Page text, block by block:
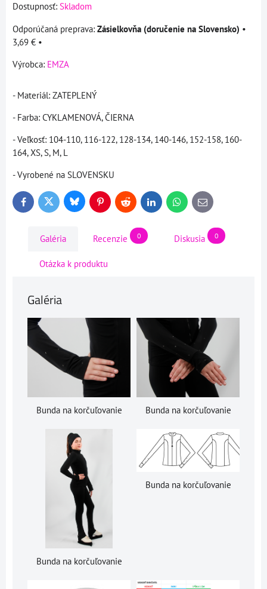
Dostupnosť: Skladom
Zásielkovňa (doručenie na Slovensko) •
3,69 € •
Výrobca: EMZA
- Materiál: ZATEPLENÝ
- Farba: CYKLAMENOVÁ, ČIERNA
- Veľkosť: 104-110, 116-122, 128-134, 140-146, 152-158, 160-
164, XS, S, M, L
- Vyrobené na SLOVENSKU
FacebookTwitter BlueskyPinterestReddit LinkedInWhatsApp
E-
mail
Galéria Recenzie 0 Diskusia 0
Otázka k produktu
Galéria
Bunda na korčuľovanie Bunda na korčuľovanie
Bunda na korčuľovanie
Bunda na korčuľovanie